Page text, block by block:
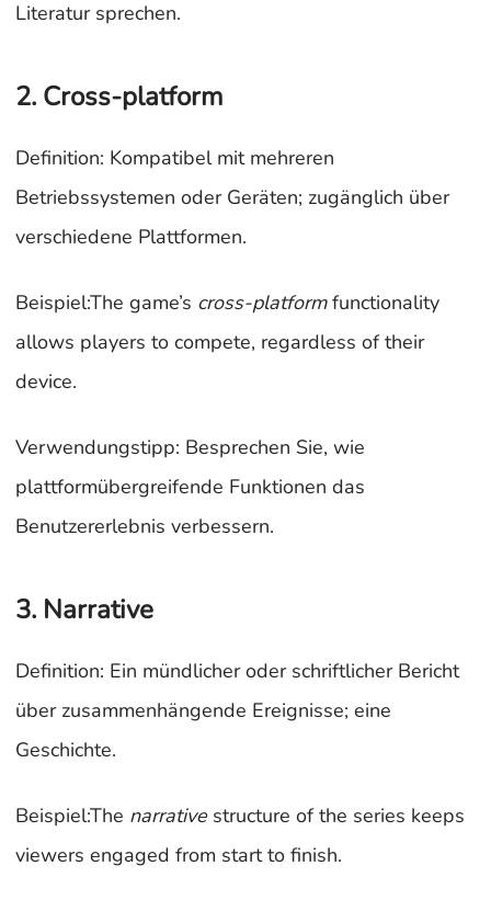
Literatur sprechen.
2. Cross-platform
Definition: Kompatibel mit mehreren
Betriebssystemen oder Geräten; zugänglich über
verschiedene Plattformen.
Beispiel:The game’s cross-platformfunctionality
allows players to compete, regardless of their
device.
Verwendungstipp: Besprechen Sie, wie
plattformübergreifende Funktionen das
Benutzererlebnis verbessern.
3. Narrative
Definition: Ein mündlicher oder schriftlicher Bericht
über zusammenhängende Ereignisse; eine
Geschichte.
Beispiel:The narrativestructure of the series keeps
viewers engaged from start to finish.